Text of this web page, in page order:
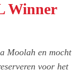
Winner
Moolah en mocht
voor het